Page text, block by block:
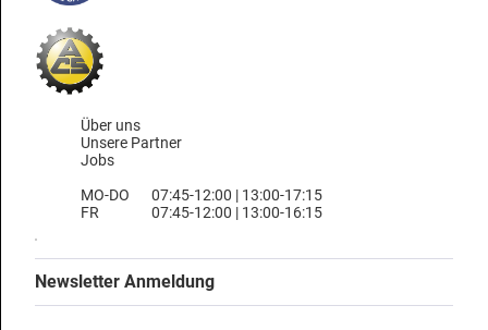
Über uns
Unsere Partner
Jobs
MO-DO
FR
07:45-12:00 | 13:00-17:15
07:45-12:00 | 13:00-16:15
Newsletter Anmeldung